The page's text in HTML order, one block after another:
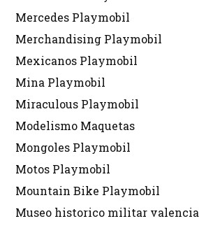
Mercedes Playmobil
Merchandising Playmobil
Mexicanos Playmobil
Mina Playmobil
Miraculous Playmobil
Modelismo Maquetas
Mongoles Playmobil
Motos Playmobil
Mountain Bike Playmobil
Museo historico militar valencia